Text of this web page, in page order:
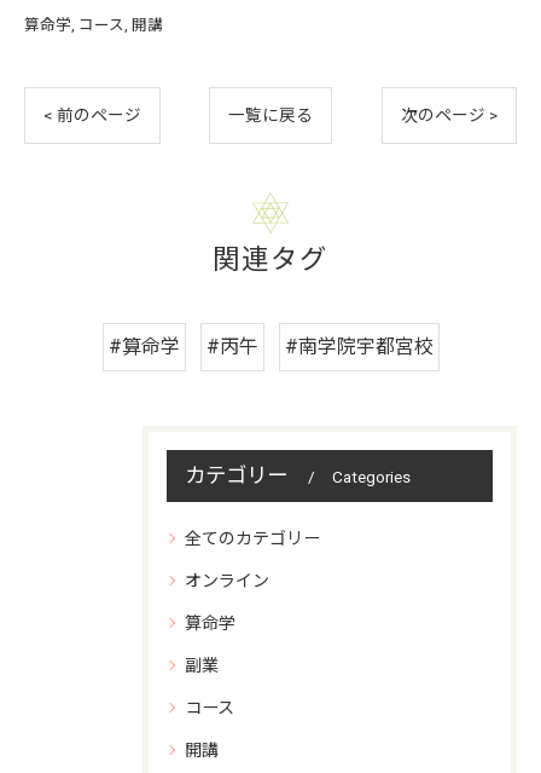
算命学 コース 開講
< 前のページ 一覧に戻る 次のページ >
関連タグ
#算命学 #丙午 #南学院宇都宮校
カテゴリー Categories
全てのカテゴリー
オンライン
算命学
副業
コース
開講